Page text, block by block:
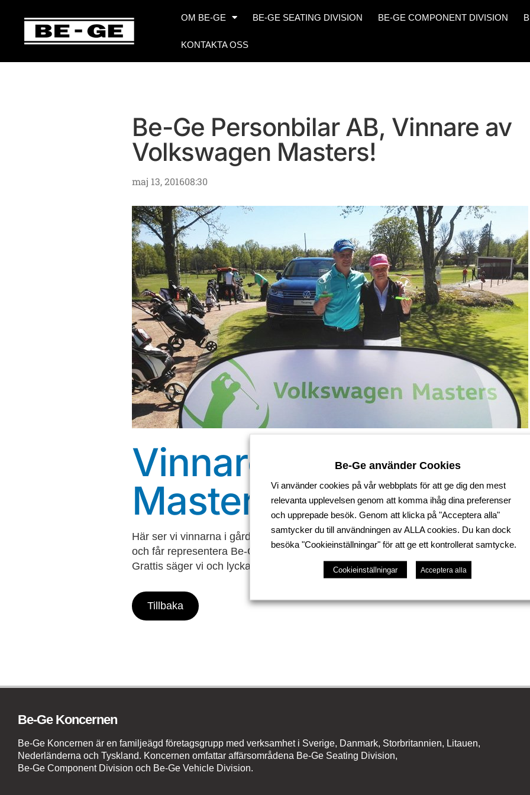
OM BE-GE BE-GE SEATING DIVISION BE-GE COMPONENT DIVISION
KONTAKTA OSS
Be-Ge Personbilar AB, Vinnare av
Volkswagen Masters!
maj 13, 201608:30
Vinnare av
Masters!
Här ser vi vinnarna i gårdagens tävling VW Masters, Kent och Gertie som vann A-
och får representera Be-Ge Personbilar i Sverige Finalen som går på Kallfors
Grattis säger vi och lycka till!
Tillbaka
Be-Ge Koncernen
Be-Ge Koncernen är en familjeägd företagsgrupp med verksamhet i Sverige, Danmark, Storbritannien, Litauen,
Nederländerna och Tyskland. Koncernen omfattar affärsområdena Be-Ge Seating Division,
Be-Ge Component Division och Be-Ge Vehicle Division.
Be-Ge använder Cookies
Vi använder cookies på vår webbplats för att ge dig den mest
relevanta upplevelsen genom att komma ihåg dina preferenser
och upprepade besök. Genom att klicka på "Acceptera alla"
samtycker du till användningen av ALLA cookies. Du kan dock
besöka "Cookieinställningar" för att ge ett kontrollerat samtycke.
Cookieinställningar Acceptera alla